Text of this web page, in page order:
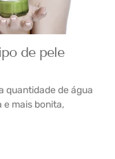
de pele
quantidade de água
e mais bonita,